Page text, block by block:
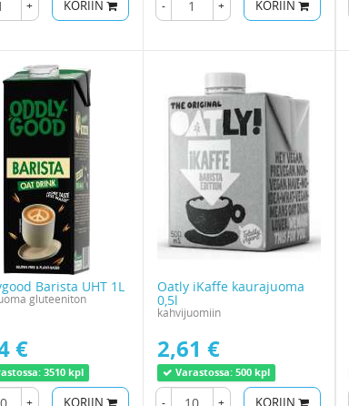
+ KORIIN - + KORIIN
Barista UHT 1L
gluteeniton
€
3510 kpl
+ KORIIN
Oatly iKaffe kaurajuoma
0,5l
kahvijuomiin
2,61 €
Varastossa: 500 kpl
- + KORIIN